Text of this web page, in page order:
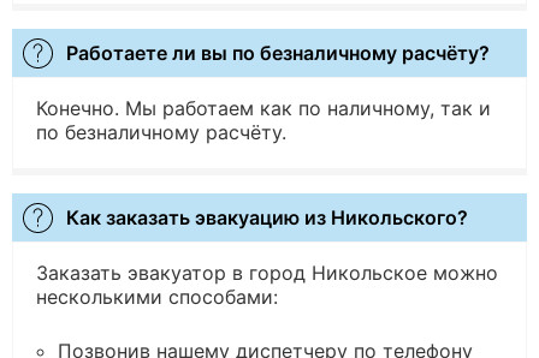
Работаете ли вы по безналичному расчёту?
Конечно. Мы работаем как по наличному, так и
по безналичному расчёту.
Как заказать эвакуацию из Никольского?
Заказать эвакуатор в город Никольское можно
несколькими способами:
Позвонив нашему диспетчеру по телефону